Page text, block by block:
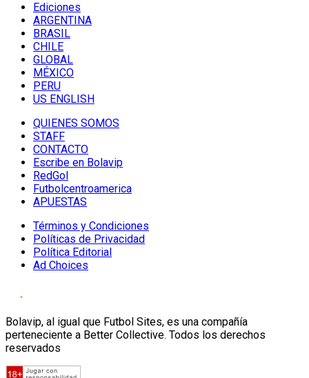
Ediciones
ARGENTINA
BRASIL
CHILE
GLOBAL
MÉXICO
PERU
US ENGLISH
QUIENES SOMOS
STAFF
CONTACTO
Escribe en Bolavip
RedGol
Futbolcentroamerica
APUESTAS
Términos y Condiciones
Políticas de Privacidad
Política Editorial
Ad Choices
Bolavip, al igual que Futbol Sites, es una compañía
perteneciente a Better Collective. Todos los derechos
reservados